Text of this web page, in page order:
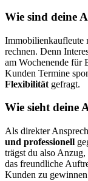
Wie sind deine
Immobilienkaufleute
rechnen. Denn
am Wochenende für
Kunden Termine
Flexibilität gefragt.
Wie sieht deine
Als direkter
und professionell
trägst du also
das freundliche
Kunden zu